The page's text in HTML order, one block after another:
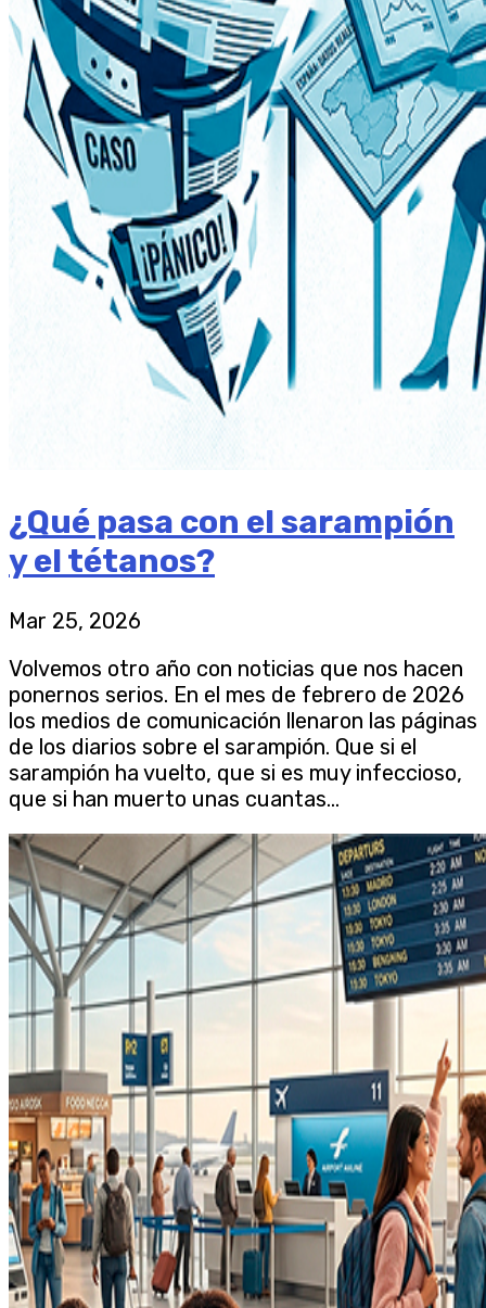
¿Qué pasa con el sarampión
y el tétanos?
Mar 25, 2026
Volvemos otro año con noticias que nos hacen
ponernos serios. En el mes de febrero de 2026
los medios de comunicación llenaron las páginas
de los diarios sobre el sarampión. Que si el
sarampión ha vuelto, que si es muy infeccioso,
que si han muerto unas cuantas...